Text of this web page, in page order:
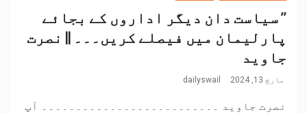
’’ سیاست دان دیگر اداروں کے بجائے
پارلیمان میں فیصلے کریں۔۔۔ || نصرت
جاوید
مارچ 13, 2024 dailyswail
نصرت جاوید ۔۔۔۔۔۔۔۔۔۔۔۔۔۔۔۔۔۔۔۔۔۔۔۔۔۔ آپ